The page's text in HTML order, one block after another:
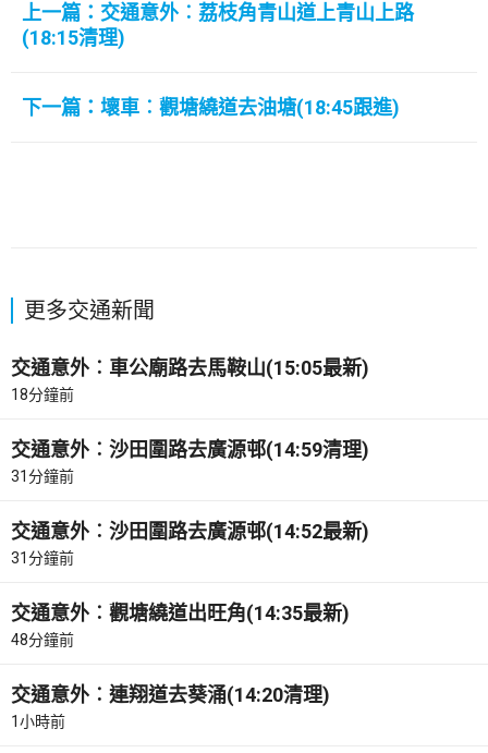
上一篇：交通意外︰荔枝角青山道上青山上路
(18:15清理)
下一篇：壞車︰觀塘繞道去油塘(18:45跟進)
更多交通新聞
交通意外︰車公廟路去馬鞍山(15:05最新)
18分鐘前
交通意外︰沙田圍路去廣源邨(14:59清理)
31分鐘前
交通意外︰沙田圍路去廣源邨(14:52最新)
31分鐘前
交通意外︰觀塘繞道出旺角(14:35最新)
48分鐘前
交通意外︰連翔道去葵涌(14:20清理)
1小時前